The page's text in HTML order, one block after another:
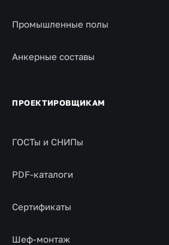
Промышленные полы
Анкерные составы
ПРОЕКТИРОВЩИКАМ
ГОСТы и СНИПы
PDF-каталоги
Сертификаты
Шеф-монтаж